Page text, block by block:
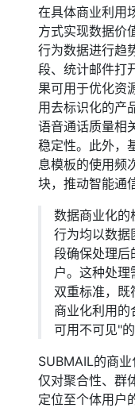
在具体商业利用
方式实现数据价
行为数据进行趋
段、统计邮件打
果可用于优化资
用去标识化的产
语音通话质量相
稳定性。此外，
息模板的使用频
块，推动智能通
数据商业化的
行为均以数据
段确保处理后
户。这种处
双重标准，
商业化利用
可用不可见"
SUBMAIL的商业
仅对聚合性、群
定位至个体用户